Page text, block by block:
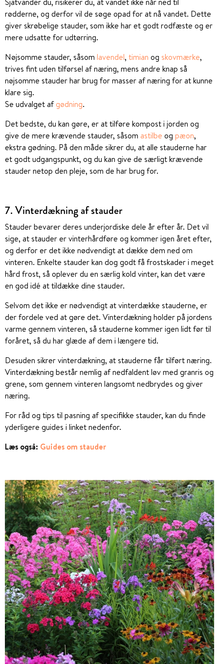
rødderne, og derfor vil de søge opad for at nå vandet. Dette
giver skrøbelige stauder, som ikke har et godt rodfæste og er
mere udsatte for udtørring.
Nøjsomme stauder, såsom lavendel, timian og skovmærke,
trives fint uden tilførsel af næring, mens andre knap så
nøjsomme stauder har brug for masser af næring for at kunne
klare sig.
Se udvalget afgødning.
Det bedste, du kan gøre, er at tilføre kompost i jorden og
give de mere krævende stauder, såsom astilbe og pæon,
ekstra gødning. På den måde sikrer du, at alle stauderne har
et godt udgangspunkt, og du kan give de særligt krævende
stauder netop den pleje, som de har brug for.
7. Vinterdækning af stauder
Stauder bevarer deres underjordiske dele år efter år. Det vil
sige, at stauder er vinterhårdføre og kommer igen året efter,
og derfor er det ikke nødvendigt at dække dem ned om
vinteren. Enkelte stauder kan dog godt få frostskader i meget
hård frost, så oplever du en særlig kold vinter, kan det være
en god idé at tildække dine stauder.
Selvom det ikke er nødvendigt at vinterdække stauderne, er
der fordele ved at gøre det. Vinterdækning holder på jordens
varme gennem vinteren, så stauderne kommer igen lidt før til
foråret, så du har glæde af dem i længere tid.
Desuden sikrer vinterdækning, at stauderne får tilført næring.
Vinterdækning består nemlig af nedfaldent løv med granris og
grene, som gennem vinteren langsomt nedbrydes og giver
næring.
For råd og tips til pasning af specifikke stauder, kan du finde
yderligere guides i linket nedenfor.
Læs også: Guides om stauder